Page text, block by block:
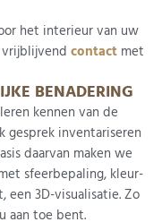
het interieur van uw
contact met
BENADERING
kennen van de
gesprek inventariseren
daarvan maken we
sfeerbepaling, kleur-
een 3D-visualisatie. Zo
aan toe bent.